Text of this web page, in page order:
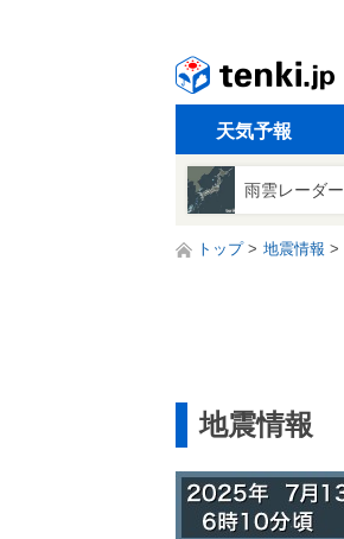
天気予報
雨雲レーダー
トップ 地震情報
地震情報